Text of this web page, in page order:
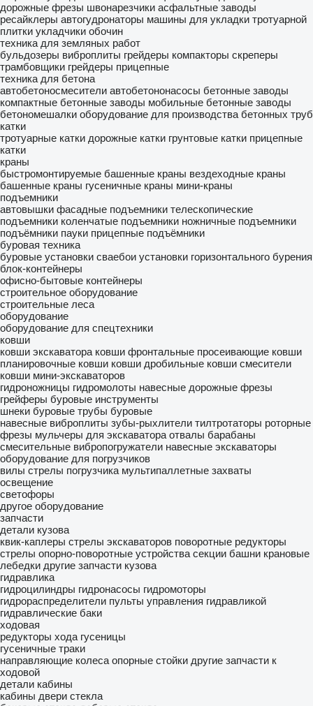
дорожные фрезы швонарезчики асфальтные заводы
ресайклеры автогудронаторы машины для укладки тротуарной
плитки укладчики обочин
техника для земляных работ
бульдозеры виброплиты грейдеры компакторы скреперы
трамбовщики грейдеры прицепные
техника для бетона
автобетоносмесители автобетононасосы бетонные заводы
компактные бетонные заводы мобильные бетонные заводы
бетономешалки оборудование для производства бетонных труб
катки
тротуарные катки дорожные катки грунтовые катки прицепные
катки
краны
быстромонтируемые башенные краны вездеходные краны
башенные краны гусеничные краны мини-краны
подъемники
автовышки фасадные подъемники телескопические
подъемники коленчатые подъемники ножничные подъемники
подъёмники пауки прицепные подъёмники
буровая техника
буровые установки сваебои установки горизонтального бурения
блок-контейнеры
офисно-бытовые контейнеры
строительное оборудование
строительные леса
оборудование
оборудование для спецтехники
ковши
ковши экскаватора ковши фронтальные просеивающие ковши
планировочные ковши ковши дробильные ковши смесители
ковши мини-экскаваторов
гидроножницы гидромолоты навесные дорожные фрезы
грейферы буровые инструменты
шнеки буровые трубы буровые
навесные виброплиты зубы-рыхлители тилтротаторы роторные
фрезы мульчеры для экскаватора отвалы барабаны
смесительные вибропогружатели навесные экскаваторы
оборудование для погрузчиков
вилы стрелы погрузчика мультипаллетные захваты
освещение
светофоры
другое оборудование
запчасти
детали кузова
квик-каплеры стрелы экскаваторов поворотные редукторы
стрелы опорно-поворотные устройства секции башни крановые
лебедки другие запчасти кузова
гидравлика
гидроцилиндры гидронасосы гидромоторы
гидрораспределители пульты управления гидравликой
гидравлические баки
ходовая
редукторы хода гусеницы
гусеничные траки
направляющие колеса опорные стойки другие запчасти к
ходовой
детали кабины
кабины двери стекла